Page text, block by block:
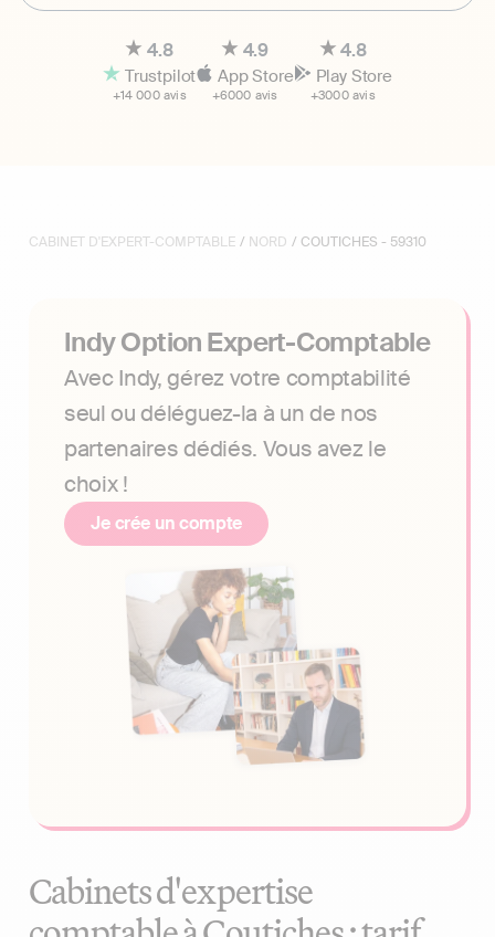
4.8
Trustpilot
+14 000 avis
4.9
App Store
+6000 avis
4.8
Play Store
+3000 avis
CABINET D'EXPERT-COMPTABLE / NORD / COUTICHES - 59310
Indy Option Expert-Comptable
Avec Indy, gérez votre comptabilité
seul ou déléguez-la à un de nos
partenaires dédiés. Vous avez le
choix !
Je crée un compte
Cabinets d'expertise